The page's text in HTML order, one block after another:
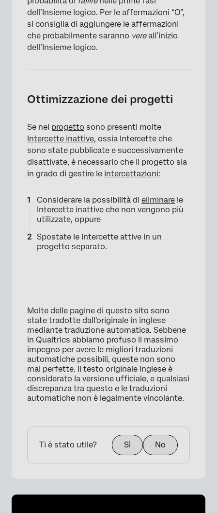
×
dell’Insieme logico. Per le affermazioni “O”,
si consiglia di aggiungere le affermazioni
che probabilmente saranno vereall’inizio
dell’Insieme logico.
Ottimizzazione dei progetti
Se nel progetto sono presenti molte
Intercette inattive, ossia Intercette che
sono state pubblicate e successivamente
disattivate, è necessario che il progetto sia
in grado di gestire le intercettazioni:
Considerare la possibilità di eliminare le
Intercette inattive che non vengono più
utilizzate, oppure
Spostate le Intercette attive in un
progetto separato.
Molte delle pagine di questo sito sono
state tradotte dall'originale in inglese
mediante traduzione automatica. Sebbene
in Qualtrics abbiamo profuso il massimo
impegno per avere le migliori traduzioni
automatiche possibili, queste non sono
mai perfette. Il testo originale inglese è
considerato la versione ufficiale, e qualsiasi
discrepanza tra questo e le traduzioni
automatiche non è legalmente vincolante.
Ti è stato utile? Sì No